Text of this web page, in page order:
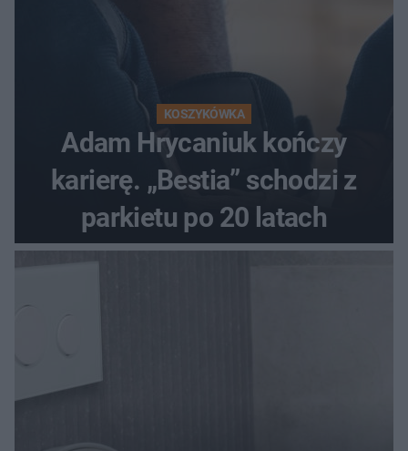
KOSZYKÓWKA
Adam Hrycaniuk kończy
karierę. „Bestia” schodzi z
parkietu po 20 latach